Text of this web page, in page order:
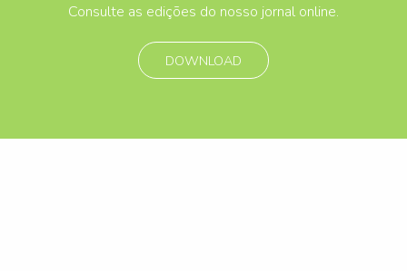
Consulte as edições do nosso jornal online.
DOWNLOAD